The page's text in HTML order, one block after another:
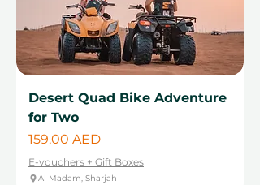
Desert Quad Bike Adventure
for Two
Цена
159,00 AED
E-vouchers + Gift Boxes
Al Madam, Sharjah